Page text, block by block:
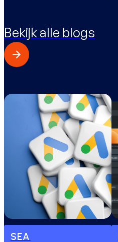
Bekijk alle blogs
SEA